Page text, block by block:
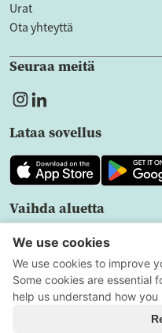
Urat
Ota yhteyttä
Seuraa meitä
Lataa sovellus
Vaihda aluetta
FI